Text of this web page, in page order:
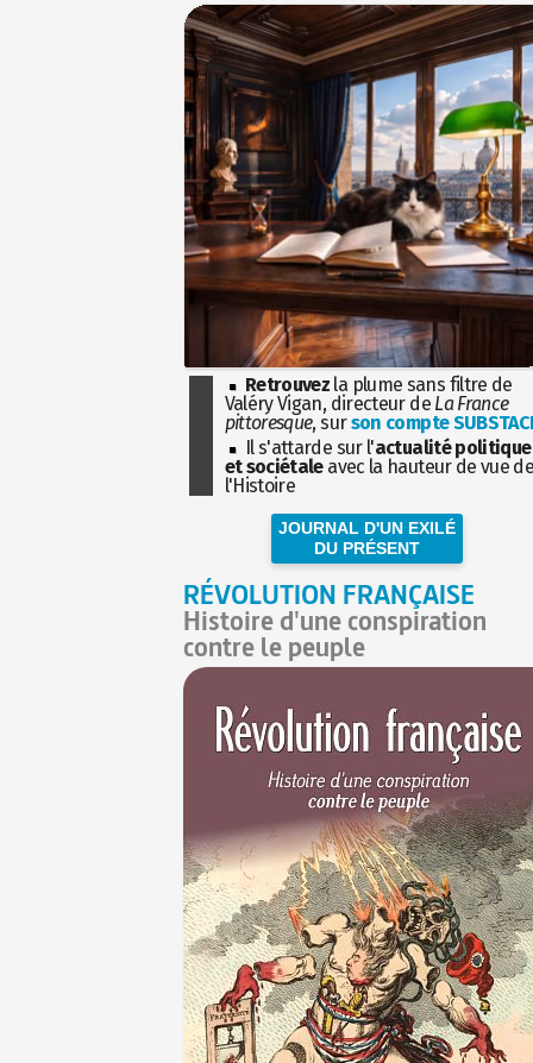
Retrouvez la plume sans filtre de
Valéry Vigan, directeur de La France
pittoresque, surson compte
Il s'attarde sur l'actualité politique
et sociétaleavec la hauteur de vue
l'Histoire
JOURNAL D'UN EXILÉ
DU PRÉSENT
RÉVOLUTION FRANÇAISE
Histoire d'une conspiration
contre le peuple